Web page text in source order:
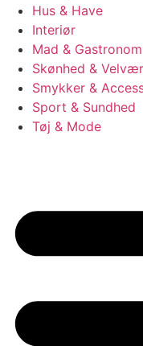
Hus & Have
Interiør
Mad &
Skønhed &
Smykker &
Sport & Sundhed
Tøj & Mode